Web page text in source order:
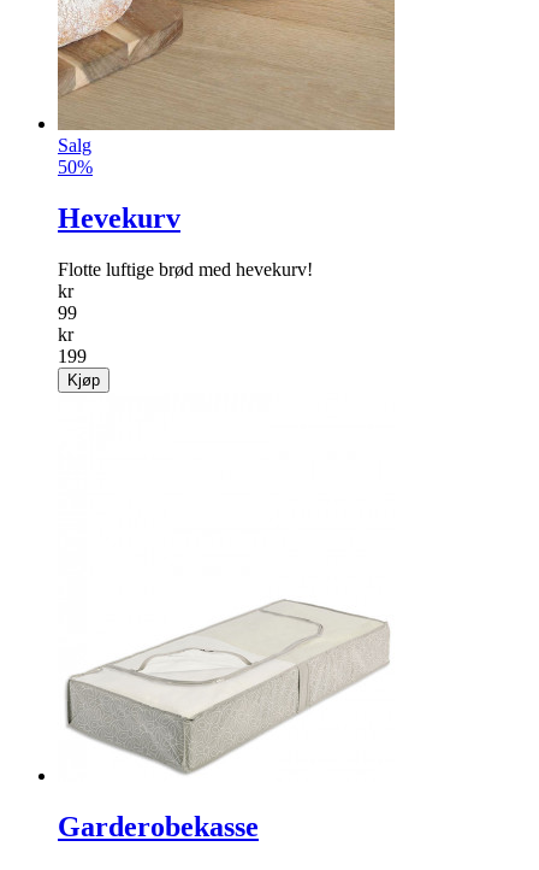
Salg
50%
Hevekurv
Flotte luftige brød med hevekurv!
kr
99
kr
199
Kjøp
Garderobekasse